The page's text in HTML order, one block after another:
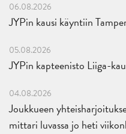
06.08.2026
JYPin kausi käyntiin
05.08.2026
JYPin kapteenisto Liiga-
04.08.2026
Joukkueen
mittari luvassa jo heti